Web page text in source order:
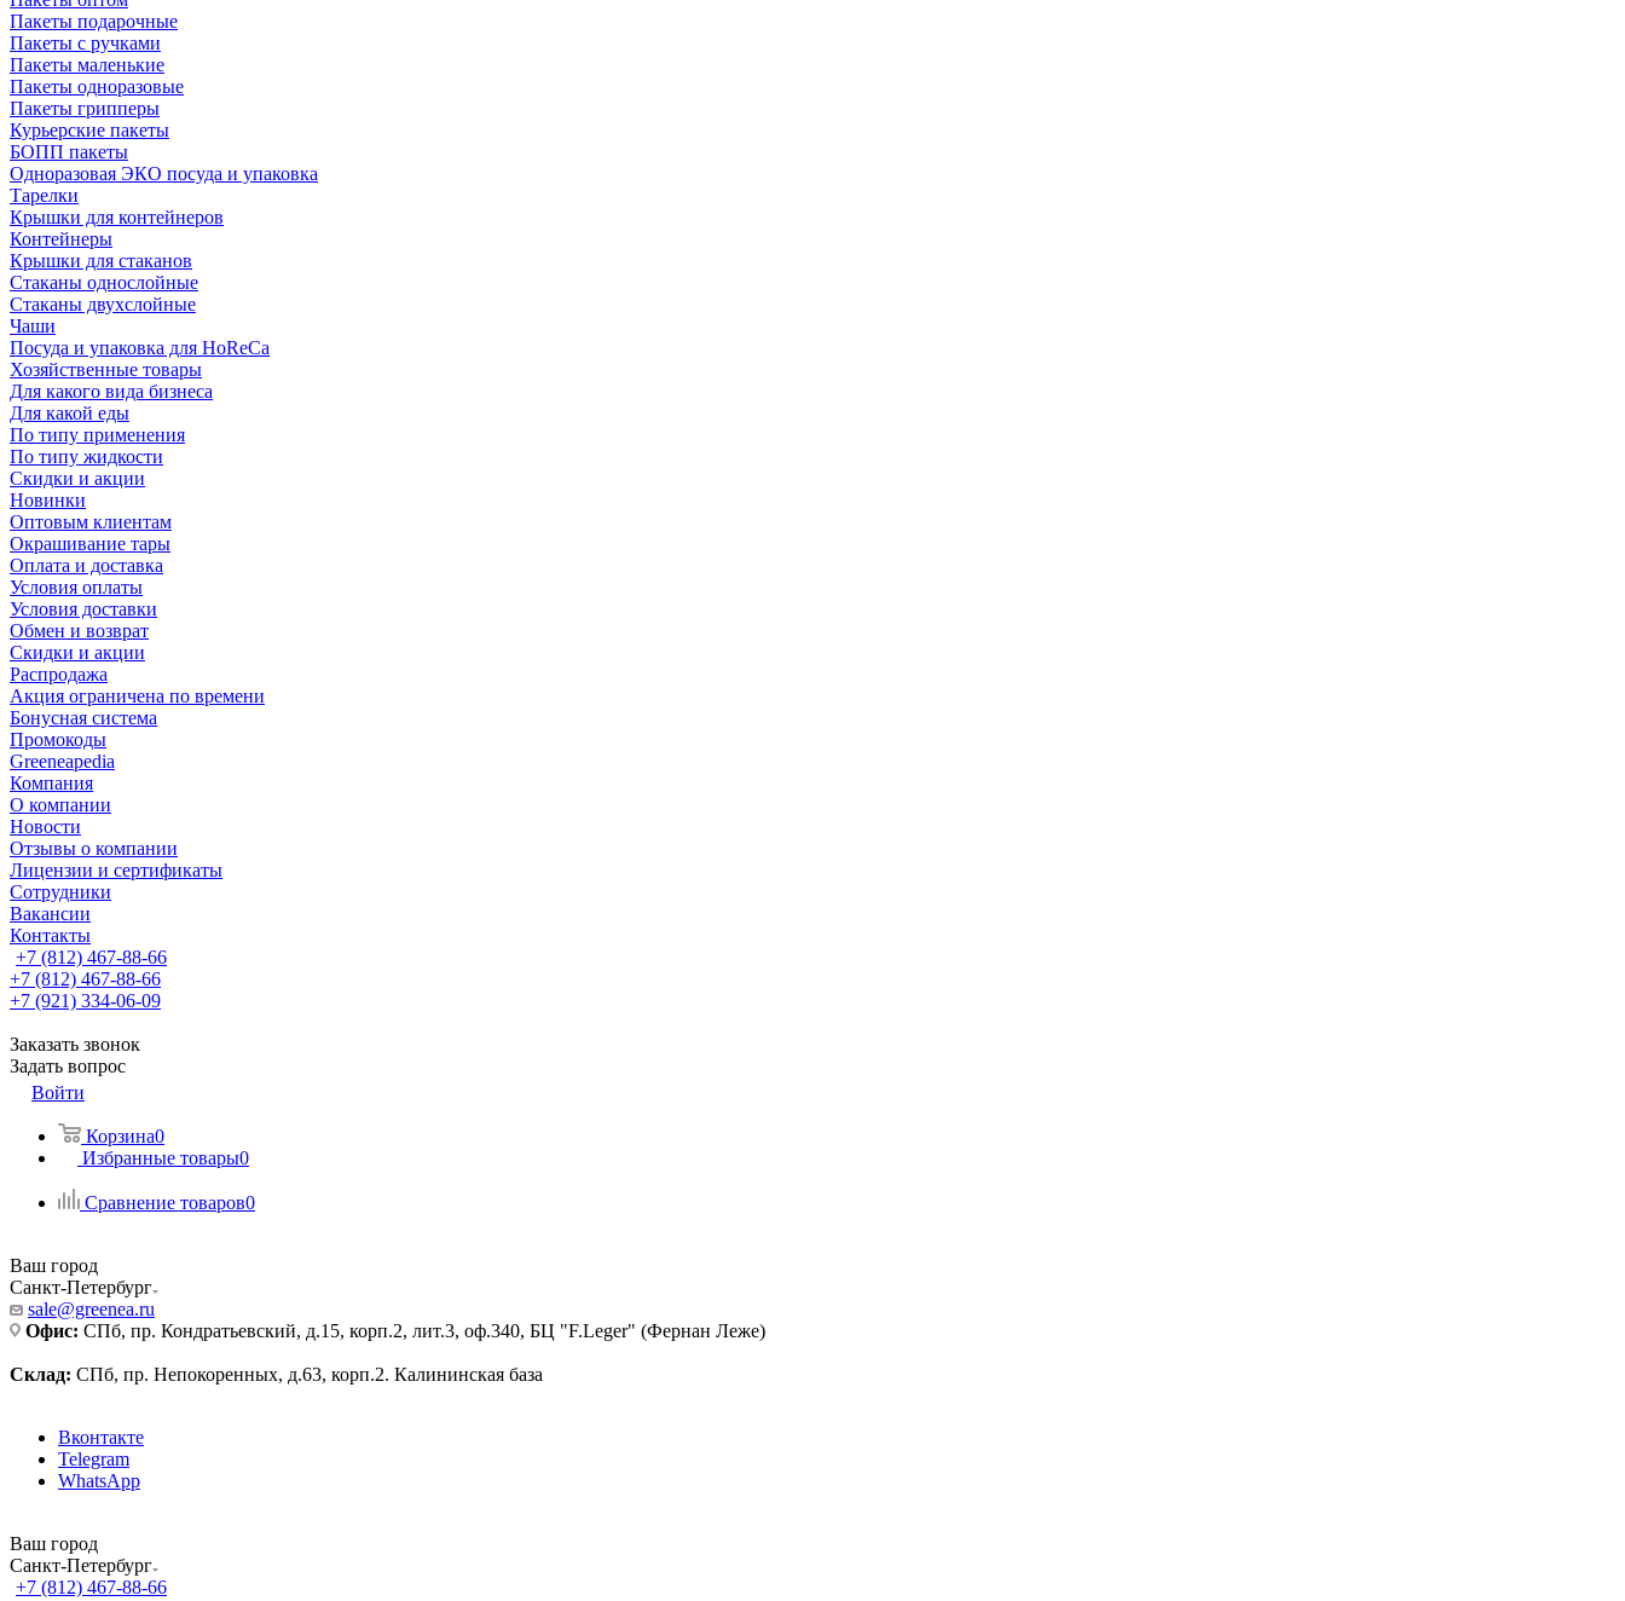
Пакеты подарочные
Пакеты с ручками
Пакеты маленькие
Пакеты одноразовые
Пакеты грипперы
Курьерские пакеты
БОПП пакеты
Одноразовая ЭКО посуда и упаковка
Тарелки
Крышки для контейнеров
Контейнеры
Крышки для стаканов
Стаканы однослойные
Стаканы двухслойные
Чаши
Посуда и упаковка для HoReCa
Хозяйственные товары
Для какого вида бизнеса
Для какой еды
По типу применения
По типу жидкости
Скидки и акции
Новинки
Оптовым клиентам
Окрашивание тары
Оплата и доставка
Условия оплаты
Условия доставки
Обмен и возврат
Скидки и акции
Распродажа
Акция ограничена по времени
Бонусная система
Промокоды
Greeneapedia
Компания
О компании
Новости
Отзывы о компании
Лицензии и сертификаты
Сотрудники
Вакансии
Контакты
+7 (812) 467-88-66
+7 (812) 467-88-66
+7 (921) 334-06-09
Заказать звонок
Задать вопрос
Войти
Корзина0
Избранные товары0
Сравнение товаров0
Ваш город
Санкт-Петербург
sale@greenea.ru
Офис: СПб, пр. Кондратьевский, д.15, корп.2, лит.3, оф.340, БЦ "F.Leger" (Фернан Леже)
Склад: СПб, пр. Непокоренных, д.63, корп.2. Калининская база
Вконтакте
Telegram
WhatsApp
Ваш город
Санкт-Петербург
+7 (812) 467-88-66